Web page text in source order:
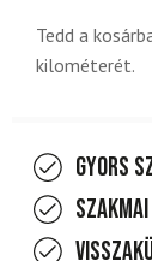
Tedd a
kilométerét.
Gyors